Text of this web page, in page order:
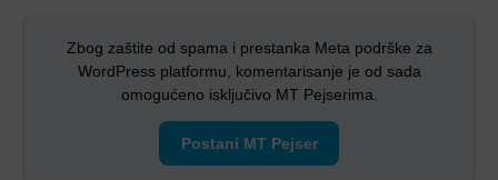
Zbog zaštite od spama i prestanka Meta podrške za
WordPress platformu, komentarisanje je od sada
omogućeno isključivo MT Pejserima.
Postani MT Pejser